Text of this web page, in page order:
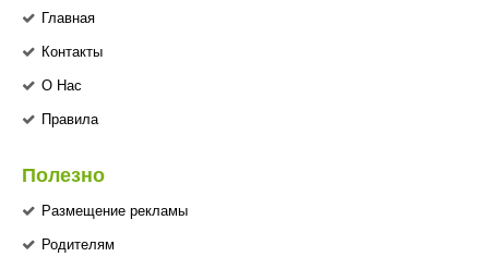
Главная
Контакты
О Нас
Правила
Полезно
Размещение рекламы
Родителям